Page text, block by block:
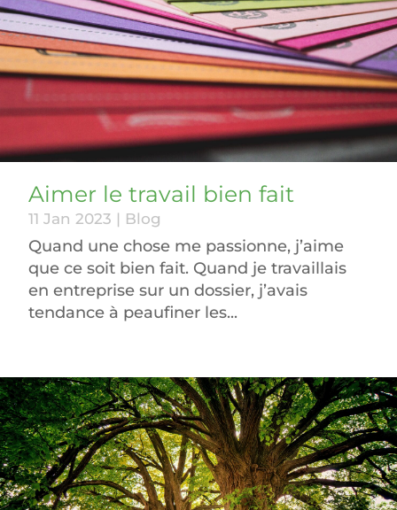
Aimer le travail bien fait
11 Jan 2023 Blog
Quand une chose me passionne, j’aime
que ce soit bien fait. Quand je travaillais
en entreprise sur un dossier, j’avais
tendance à peaufiner les...